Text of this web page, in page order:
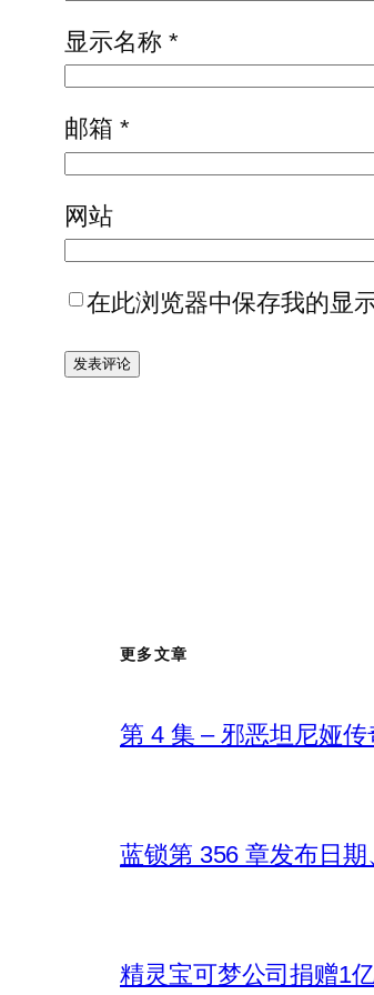
显示名称 *
邮箱 *
网站
在此浏览器中保存我的显
更多文章
第 4 集 – 邪恶坦尼娅传
蓝锁第 356 章发布日
精灵宝可梦公司捐赠1